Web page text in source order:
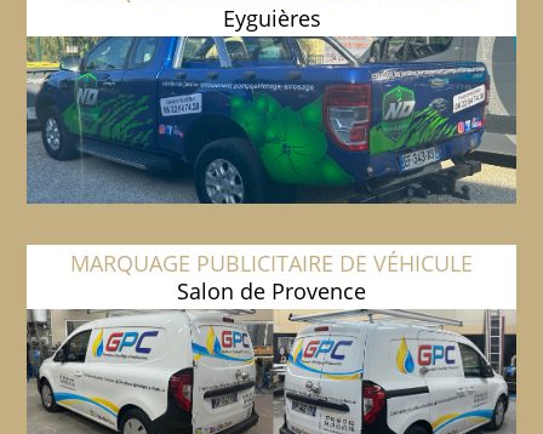
Eyguières
MARQUAGE PUBLICITAIRE DE VÉHICULE
Salon de Provence